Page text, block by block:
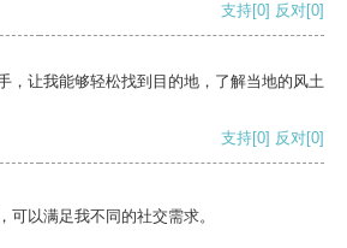
支持[0] 反对[0]
，让我能够轻松找到目的地，了解当地的风土
支持[0] 反对[0]
可以满足我不同的社交需求。